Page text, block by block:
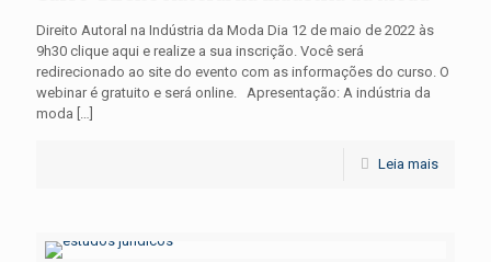
Direito Autoral na Indústria da Moda Dia 12 de maio de 2022 às
9h30 clique aqui e realize a sua inscrição. Você será
redirecionado ao site do evento com as informações do curso. O
webinar é gratuito e será online. Apresentação: A indústria da
moda […]
Leia mais